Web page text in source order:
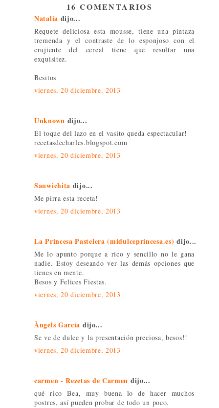
16 COMENTARIOS
Natalia dijo...
Requete deliciosa esta mousse, tiene una pintaza
tremenda y el contraste de lo esponjoso con el
crujiente del cereal tiene que resultar una
exquisitez.
Besitos
viernes, 20 diciembre, 2013
Unknown dijo...
El toque del lazo en el vasito queda espectacular!
recetasdecharles.blogspot.com
viernes, 20 diciembre, 2013
Sanwichita dijo...
Me pirra esta receta!
viernes, 20 diciembre, 2013
La Princesa Pastelera (midulceprincesa.es) dijo...
Me lo apunto porque a rico y sencillo no le gana
nadie. Estoy deseando ver las demás opciones que
tienes en mente.
Besos y Felices Fiestas.
viernes, 20 diciembre, 2013
Àngels García dijo...
Se ve de dulce y la presentación preciosa, besos!!
viernes, 20 diciembre, 2013
carmen - Rezetas de Carmen dijo...
qué rico Bea, muy buena lo de hacer muchos
postres, así pueden probar de todo un poco.